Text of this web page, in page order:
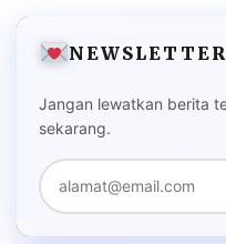
NEWSLETTER
Jangan lewatkan berita
sekarang.